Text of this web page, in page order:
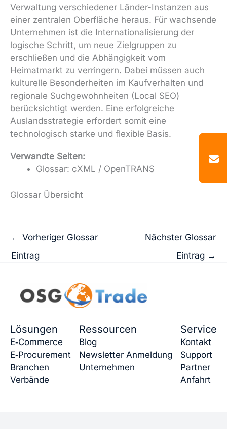
Verwaltung verschiedener Länder-Instanzen aus
einer zentralen Oberfläche heraus. Für wachsende
Unternehmen ist die Internationalisierung der
logische Schritt, um neue Zielgruppen zu
erschließen und die Abhängigkeit vom
Heimatmarkt zu verringern. Dabei müssen auch
kulturelle Besonderheiten im Kaufverhalten und
regionale Suchgewohnheiten (Local SEO)
berücksichtigt werden. Eine erfolgreiche
Auslandsstrategie erfordert somit eine
technologisch starke und flexible Basis.
Verwandte Seiten:
Glossar: cXML / OpenTRANS
Glossar Übersicht
← Vorheriger Glossar
Eintrag
Nächster Glossar
Eintrag →
Lösungen
E‑Commerce
E‑Procurement
Branchen
Verbände
Ressourcen
Blog
Newsletter Anmeldung
Unternehmen
Service
Kontakt
Support
Partner
Anfahrt